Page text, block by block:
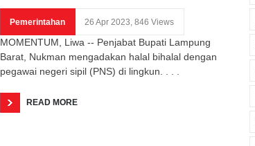
Pemerintahan 26 Apr 2023, 846 Views
MOMENTUM, Liwa -- Penjabat Bupati Lampung
Barat, Nukman mengadakan halal bihalal dengan
pegawai negeri sipil (PNS) di lingkun. . . .
READ MORE